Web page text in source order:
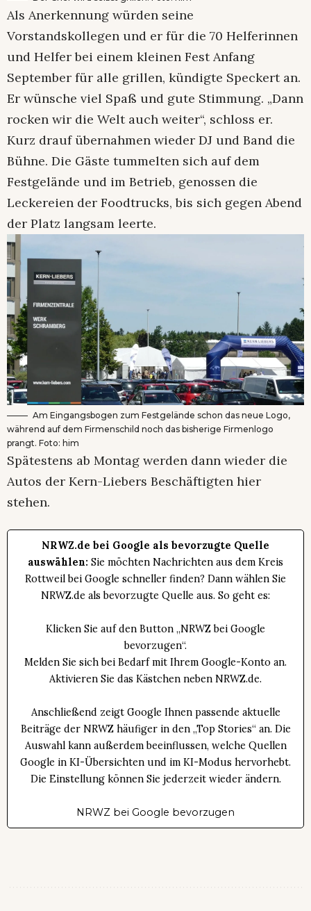
Als Anerkennung würden seine
Vorstandskollegen und er für die 70 Helferinnen
und Helfer bei einem kleinen Fest Anfang
September für alle grillen, kündigte Speckert an.
Er wünsche viel Spaß und gute Stimmung. „Dann
rocken wir die Welt auch weiter“, schloss er.
Kurz drauf übernahmen wieder DJ und Band die
Bühne. Die Gäste tummelten sich auf dem
Festgelände und im Betrieb, genossen die
Leckereien der Foodtrucks, bis sich gegen Abend
der Platz langsam leerte.
Am Eingangsbogen zum Festgelände schon das neue Logo,
während auf dem Firmenschild noch das bisherige Firmenlogo
prangt. Foto: him
Spätestens ab Montag werden dann wieder die
Autos der Kern-Liebers Beschäftigten hier
stehen.
NRWZ.de bei Google als bevorzugte Quelle
auswählen: Sie möchten Nachrichten aus dem Kreis
Rottweil bei Google schneller finden? Dann wählen Sie
NRWZ.de als bevorzugte Quelle aus. So geht es:
Klicken Sie auf den Button „NRWZ bei Google
bevorzugen“.
Melden Sie sich bei Bedarf mit Ihrem Google-Konto an.
Aktivieren Sie das Kästchen neben NRWZ.de.
Anschließend zeigt Google Ihnen passende aktuelle
Beiträge der NRWZ häufiger in den „Top Stories“ an. Die
Auswahl kann außerdem beeinflussen, welche Quellen
Google in KI-Übersichten und im KI-Modus hervorhebt.
Die Einstellung können Sie jederzeit wieder ändern.
NRWZ bei Google bevorzugen